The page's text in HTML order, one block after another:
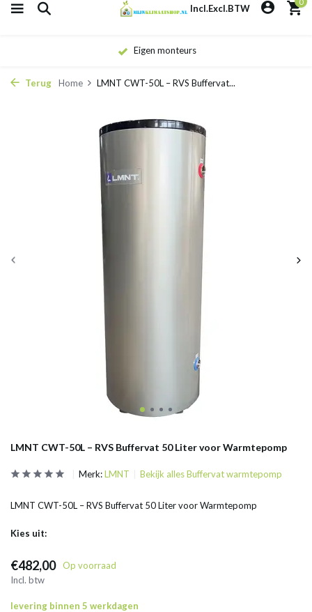
Incl.Excl.BTW
Eigen monteurs
Terug Home LMNT CWT-50L – RVS Buffervat...
LMNT CWT-50L – RVS Buffervat 50 Liter voor Warmtepomp
Merk:LMNT Bekijk alles Buffervat warmtepomp
LMNT CWT-50L – RVS Buffervat 50 Liter voor Warmtepomp
Kies uit:
€482,00
Op voorraad
Incl. btw
levering binnen 5 werkdagen